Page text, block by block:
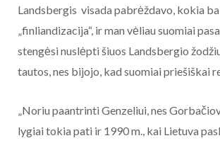
Landsbergis visada pabrėždavo, kokia
„finliandizacija“, ir man vėliau suomiai
stengėsi nuslėpti šiuos Landsbergio
tautos, nes bijojo, kad suomiai priešiškai
„Noriu paantrinti Genzeliui, nes
lygiai tokia pati ir 1990 m., kai Lietuva